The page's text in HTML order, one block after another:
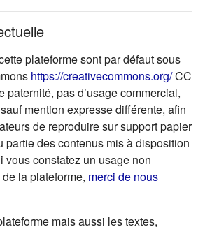
plateforme sont par défaut sous
https://creativecommons.org/CC
paternité, pas d’usage commercial,
mention expresse différente, afin
de reproduire sur support papier
partie des contenus mis à disposition
vous constatez un usage non
la plateforme, merci de nous
nouvel onglet)
mais aussi les textes,